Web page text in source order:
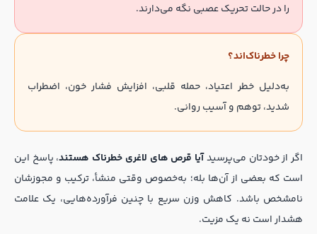
را در حالت تحریک عصبی نگه می‌دارند.
چرا خطرناک‌اند؟
به‌دلیل خطر اعتیاد، حمله قلبی، افزایش فشار خون، اضطراب
شدید، توهم و آسیب روانی.
اگر از خودتان می‌پرسیدآیا قرص های لاغری خطرناک هستند، پاسخ این
است که بعضی از آن‌ها بله؛ به‌خصوص وقتی منشأ، ترکیب و مجوزشان
نامشخص باشد. کاهش وزن سریع با چنین فرآورده‌هایی، یک علامت
هشدار است نه یک مزیت.